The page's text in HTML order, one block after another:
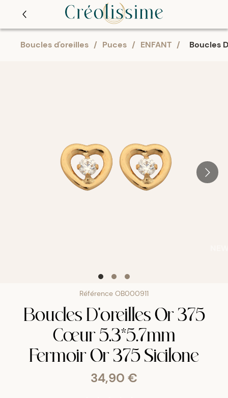
Boucles d'oreilles / Puces / ENFANT / Boucles
Référence OB000911
Boucles D'oreilles Or 375
Cœur 5.3*5.7mm
Fermoir Or 375 Sicilone
34,90 €